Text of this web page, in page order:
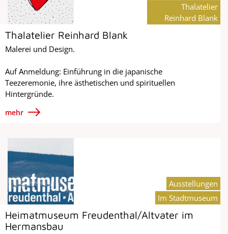
Thalatelier Reinhard Blank
Malerei und Design.
Auf Anmeldung: Einführung in die japanische
Teezeremonie, ihre ästhetischen und spirituellen
Hintergründe.
mehr
Thalatelier
Reinhard Blank
Heimatmuseum Freudenthal/Altvater im
Hermansbau
Ausstellungen
Im Stadtmuseum